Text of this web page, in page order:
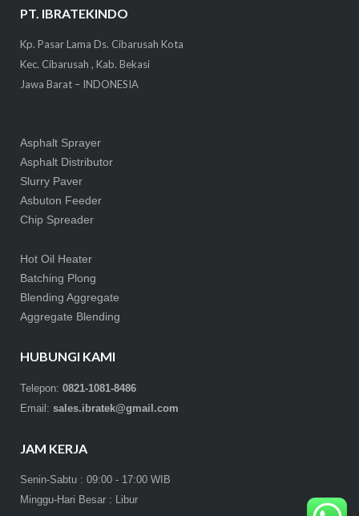
PT. IBRATEKINDO
Kp. Pasar Lama Ds. Cibarusah Kota
Kec. Cibarusah , Kab. Bekasi
Jawa Barat – INDONESIA
Asphalt Sprayer
Asphalt Distributor
Slurry Paver
Asbuton Feeder
Chip Spreader
Hot Oil Heater
Batching Plong
Blending Aggregate
Aggregate Blending
HUBUNGI KAMI
Telepon: 0821-1081-8486
Email: sales.ibratek@gmail.com
JAM KERJA
Senin-Sabtu : 09:00 - 17:00 WIB
Minggu-Hari Besar : Libur